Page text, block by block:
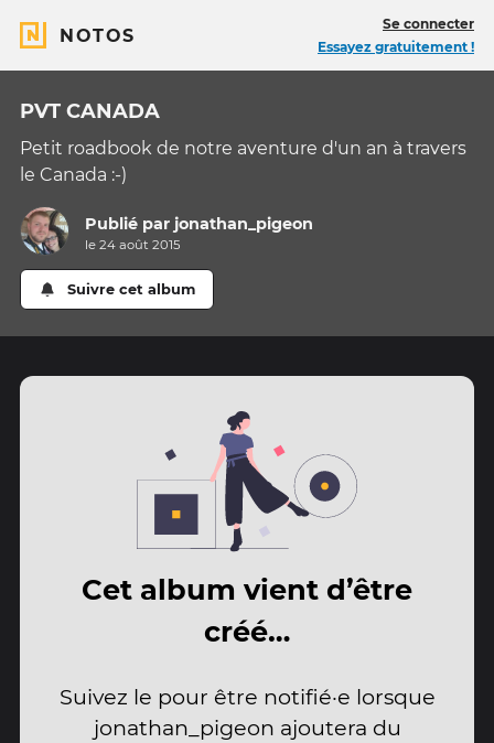
NOTOS
Se connecter
Essayez gratuitement !
PVT CANADA
Petit roadbook de notre aventure d'un an à travers
le Canada :-)
Publié par jonathan_pigeon
le 24 août 2015
Suivre cet album
Cet album vient d’être
créé…
Suivez le pour être notifié·e lorsque
jonathan_pigeon ajoutera du